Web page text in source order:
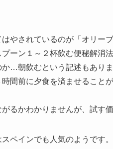
やされているのが「オリー
ーン１～２杯飲む便秘解消
…朝飲むという記述もありま
間前に夕食を済ませること
るかわかりませんが、試す
ペインでも人気のようです。